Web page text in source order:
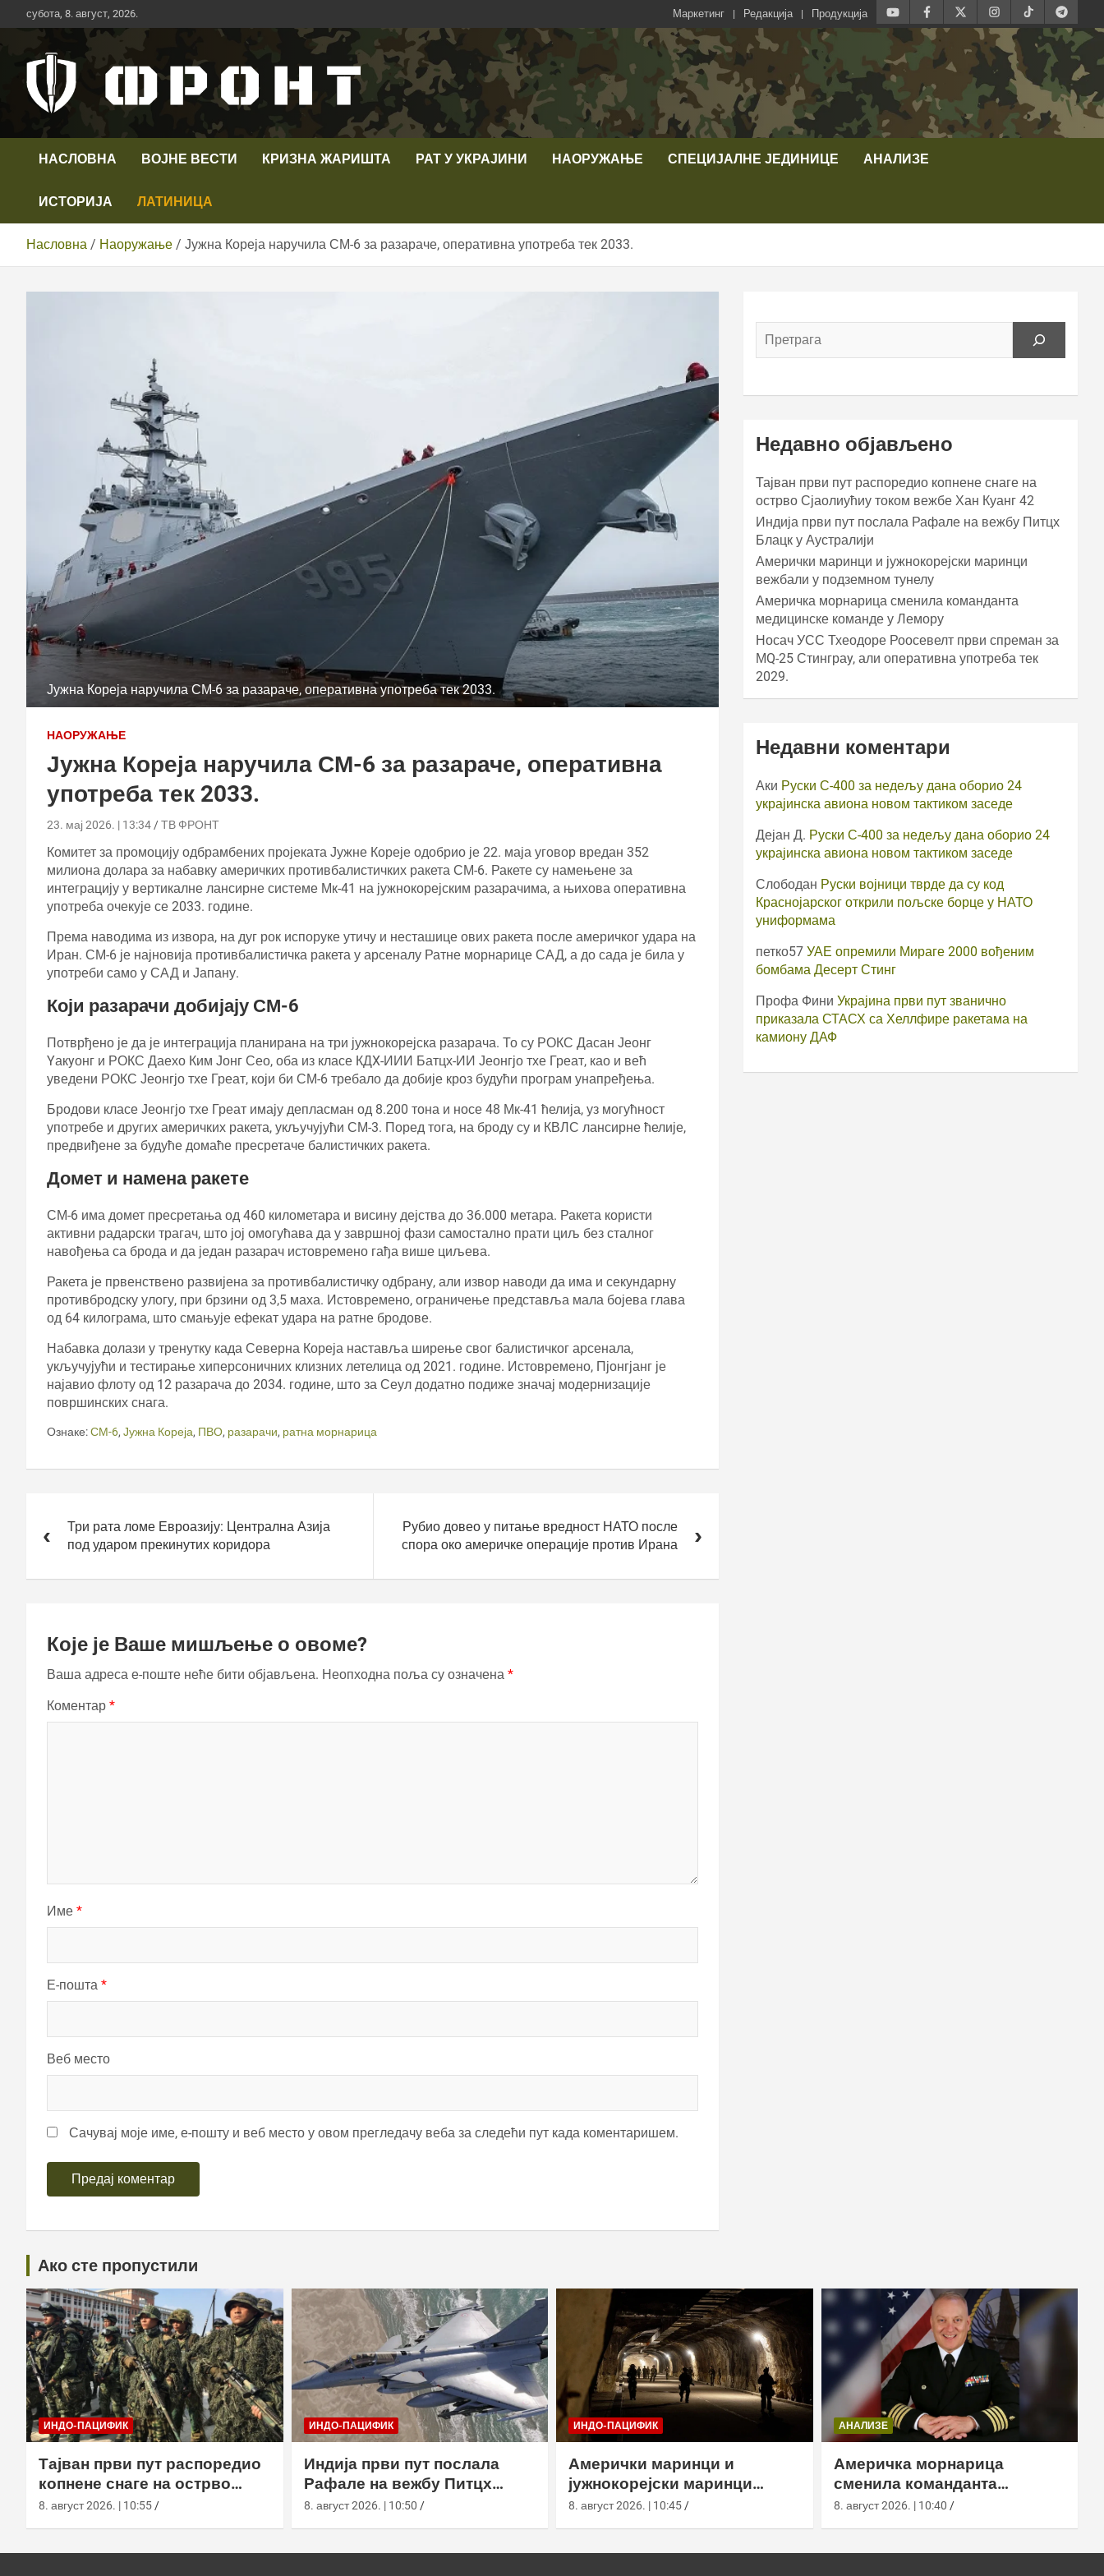
Скип
то
субота, 8. август, 2026. Маркетинг Редакција Продукција
Телевизија ФРОНТ
НАСЛОВНА ВОЈНЕ ВЕСТИ КРИЗНА ЖАРИШТА РАТ У УКРАЈИНИ НАОРУЖАЊЕ СПЕЦИЈАЛНЕ ЈЕДИНИЦЕ АНАЛИЗЕ
ИСТОРИЈА ЛАТИНИЦА
Насловна Наоружање Јужна Кореја наручила СМ-6 за разараче, оперативна употреба тек 2033.
Јужна Кореја наручила СМ-6 за разараче, оперативна употреба тек 2033.
НАОРУЖАЊЕ
Јужна Кореја наручила СМ-6 за разараче, оперативна
употреба тек 2033.
23. мај 2026. | 13:34 ТВ ФРОНТ
Комитет за промоцију одбрамбених пројеката Јужне Кореје одобрио је 22. маја уговор вредан 352
милиона долара за набавку америчких противбалистичких ракета СМ-6. Ракете су намењене за
интеграцију у вертикалне лансирне системе Мк-41 на јужнокорејским разарачима, а њихова оперативна
употреба очекује се 2033. године.
Према наводима из извора, на дуг рок испоруке утичу и несташице ових ракета после америчког удара на
Иран. СМ-6 је најновија противбалистичка ракета у арсеналу Ратне морнарице САД, а до сада је била у
употреби само у САД и Јапану.
Који разарачи добијају СМ-6
Потврђено је да је интеграција планирана на три јужнокорејска разарача. То су РОКС Дасан Јеонг
Yакyонг и РОКС Даехо Ким Јонг Сео, оба из класе КДX-ИИИ Батцх-ИИ Јеонгјо тхе Греат, као и већ
уведени РОКС Јеонгјо тхе Греат, који би СМ-6 требало да добије кроз будући програм унапређења.
Бродови класе Јеонгјо тхе Греат имају депласман од 8.200 тона и носе 48 Мк-41 ћелија, уз могућност
употребе и других америчких ракета, укључујући СМ-3. Поред тога, на броду су и КВЛС лансирне ћелије,
предвиђене за будуће домаће пресретаче балистичких ракета.
Домет и намена ракете
СМ-6 има домет пресретања од 460 километара и висину дејства до 36.000 метара. Ракета користи
активни радарски трагач, што јој омогућава да у завршној фази самостално прати циљ без сталног
навођења са брода и да један разарач истовремено гађа више циљева.
Ракета је првенствено развијена за противбалистичку одбрану, али извор наводи да има и секундарну
противбродску улогу, при брзини од 3,5 маха. Истовремено, ограничење представља мала бојева глава
од 64 килограма, што смањује ефекат удара на ратне бродове.
Набавка долази у тренутку када Северна Кореја наставља ширење свог балистичког арсенала,
укључујући и тестирање хиперсоничних клизних летелица од 2021. године. Истовремено, Пјонгјанг је
најавио флоту од 12 разарача до 2034. године, што за Сеул додатно подиже значај модернизације
површинских снага.
Ознаке:СМ-6, Јужна Кореја, ПВО, разарачи, ратна морнарица
чланкаТри рата ломе Евроазију: Централна Азија
под ударом прекинутих коридора
Рубио довео у питање вредност НАТО после
спора око америчке операције против Ирана
Које је Ваше мишљење о овоме?
Ваша адреса е-поште неће бити објављена. Неопходна поља су означена *
Коментар *
Име *
Е-пошта *
Веб место
Сачувај моје име, е-пошту и веб место у овом прегледачу веба за следећи пут када коментаришем.
Недавно објављено
Тајван први пут распоредио копнене снаге на
острво Сјаолиућиу током вежбе Хан Куанг 42
Индија први пут послала Рафале на вежбу Питцх
Блацк у Аустралији
Амерички маринци и јужнокорејски маринци
вежбали у подземном тунелу
Америчка морнарица сменила команданта
медицинске команде у Лемору
Носач УСС Тхеодоре Роосевелт први спреман за
МQ-25 Стинграy, али оперативна употреба тек
2029.
Недавни коментари
Аки Руски С-400 за недељу дана оборио 24
украјинска авиона новом тактиком заседе
Дејан Д. Руски С-400 за недељу дана оборио 24
украјинска авиона новом тактиком заседе
Слободан Руски војници тврде да су код
Краснојарског открили пољске борце у НАТО
униформама
петко57 УАЕ опремили Мираге 2000 вођеним
бомбама Десерт Стинг
Профа Фини Украјина први пут званично
приказала СТАСХ са Хеллфире ракетама на
камиону ДАФ
Ако сте пропустили
ИНДО-ПАЦИФИК
Тајван први пут распоредио
копнене снаге на острво
Сјаолиућиу током вежбе Хан
8. август 2026. | 10:55
ИНДО-ПАЦИФИК
Индија први пут послала
Рафале на вежбу Питцх
Блацк у Аустралији
8. август 2026. | 10:50
ИНДО-ПАЦИФИК
Амерички маринци и
јужнокорејски маринци
вежбали у подземном тунелу
8. август 2026. | 10:45
АНАЛИЗЕ
Америчка морнарица
сменила команданта
медицинске команде у
8. август 2026. | 10:40